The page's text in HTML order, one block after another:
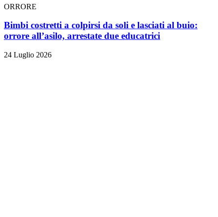
ORRORE
Bimbi costretti a colpirsi da soli e lasciati al buio:
orrore all’asilo, arrestate due educatrici
24 Luglio 2026